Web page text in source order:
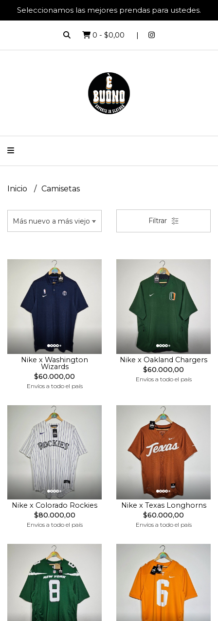
Seleccionamos las mejores prendas para ustedes.
0 - $0,00
Inicio Camisetas
Filtrar
Nike x Washington
Wizards
$60.000,00
Envíos a todo el país
Nike x Oakland Chargers
$60.000,00
Envíos a todo el país
Nike x Colorado Rockies
$80.000,00
Envíos a todo el país
Nike x Texas Longhorns
$60.000,00
Envíos a todo el país